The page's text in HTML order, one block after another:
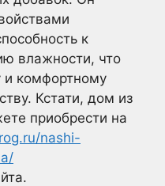
к
влажности, что
и комфортному
Кстати, дом из
приобрести на
nashi-